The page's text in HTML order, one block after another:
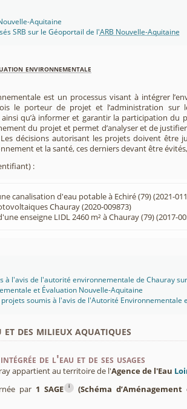
Aquitaine
SRB sur le Géoportail de l'ARB Nouvelle-Aquitaine
environnementale
est un processus visant à intégrer
le porteur de projet et l’administration sur
qu’à informer et garantir la participation
du projet et permet d’analyser et de
décisions autorisant les projets doivent être
et la santé, ces derniers devant être
:
canalisation d'eau potable à Echiré (79) (2021-
Chauray (2020-009873)
enseigne LIDL 2460 m² à Chauray (79) (2017-
à l'avis de l'autorité environnementale de Chauray
et Évaluation Nouvelle-Aquitaine
soumis à l'avis de l'Autorité Environnementale
des milieux aquatiques
de l'eau et de ses usages
appartient au territoire de l'Agence de l'Eau
par 1 SAGE i (Schéma